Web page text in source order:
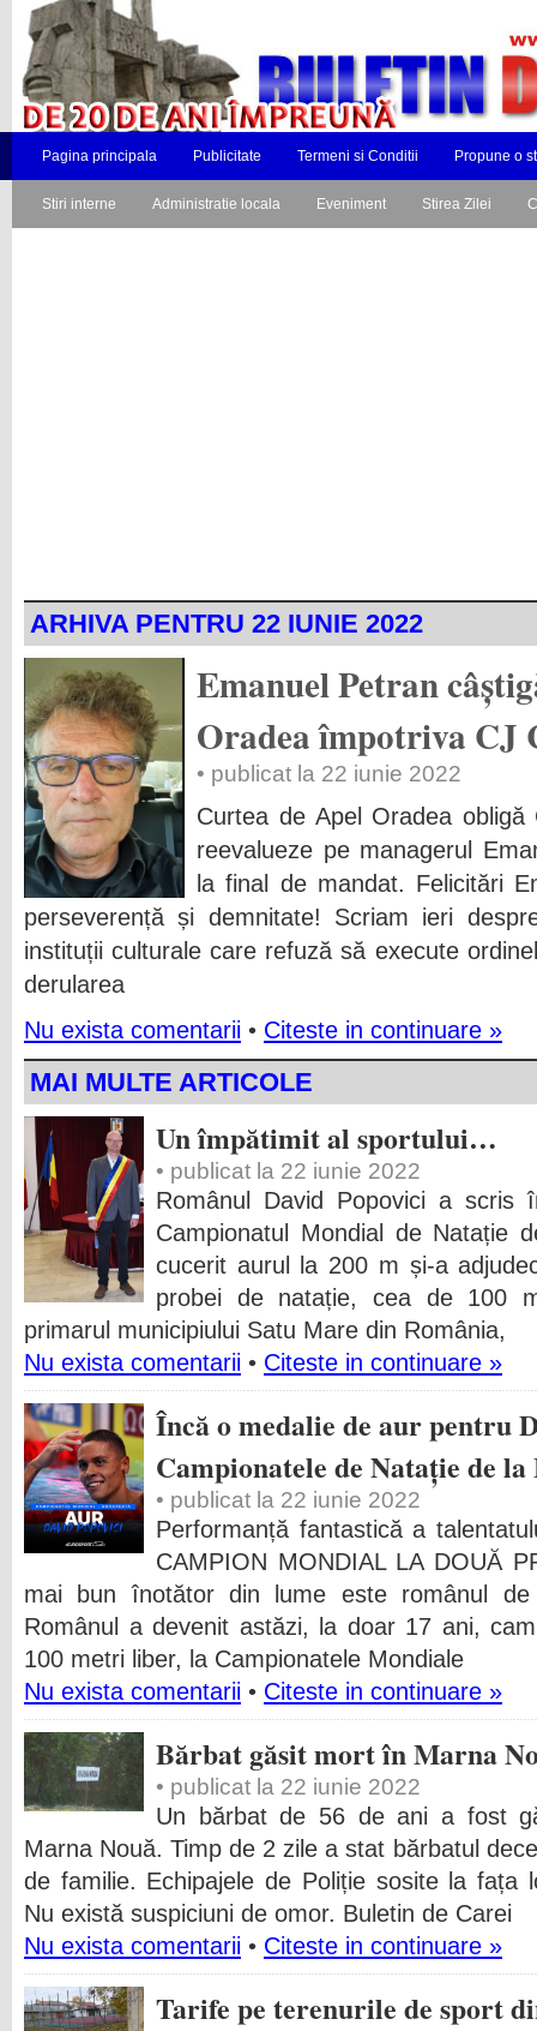
Pagina principala Publicitate Termeni si Conditii Propune o
Stiri interne Administratie locala Eveniment Stirea Zilei
ARHIVA PENTRU 22 IUNIE 2022
Emanuel Petran
Oradea împotriva CJ
• publicat la 22 iunie 2022
Curtea de Apel Oradea
reevalueze pe managerul
la final de mandat. Felicitări
perseverență și demnitate! Scriam ieri
instituții culturale care refuză să execute
derularea
Nu exista comentarii • Citeste in continuare »
MAI MULTE ARTICOLE
Un împătimit al sportului…
• publicat la 22 iunie 2022
Românul David Popovici a
Campionatul Mondial de Natație
cucerit aurul la 200 m și-a
probei de natație, cea de 100
primarul municipiului Satu Mare din România,
Nu exista comentarii • Citeste in continuare »
Încă o medalie de aur pentru
Campionatele de Natație de la
• publicat la 22 iunie 2022
Performanță fantastică a
CAMPION MONDIAL LA DOUĂ
mai bun înotător din lume este românul
Românul a devenit astăzi, la doar 17 ani,
100 metri liber, la Campionatele Mondiale
Nu exista comentarii • Citeste in continuare »
Bărbat găsit mort în Marna
• publicat la 22 iunie 2022
Un bărbat de 56 de ani a fost
Marna Nouă. Timp de 2 zile a stat bărbatul
de familie. Echipajele de Poliție sosite la fața
Nu există suspiciuni de omor. Buletin de Carei
Nu exista comentarii • Citeste in continuare »
Tarife pe terenurile de sport